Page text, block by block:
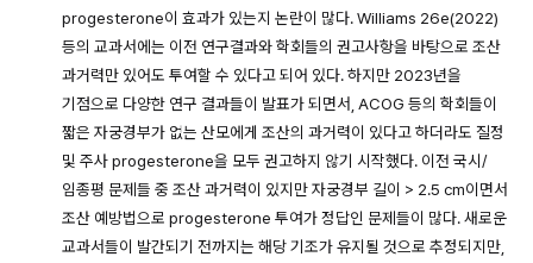
progesterone이 효과가 있는지 논란이 많다. Williams 26e(2022)
등의 교과서에는 이전 연구결과와 학회들의 권고사항을 바탕으로 조산
과거력만 있어도 투여할 수 있다고 되어 있다. 하지만 2023년을
기점으로 다양한 연구 결과들이 발표가 되면서, ACOG 등의 학회들이
짧은 자궁경부가 없는 산모에게 조산의 과거력이 있다고 하더라도 질정
및 주사 progesterone을 모두 권고하지 않기 시작했다. 이전 국시/
임종평 문제들 중 조산 과거력이 있지만 자궁경부 길이 > 2.5 cm이면서
조산 예방법으로 progesterone 투여가 정답인 문제들이 많다. 새로운
교과서들이 발간되기 전까지는 해당 기조가 유지될 것으로 추정되지만,